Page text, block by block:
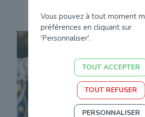
Vous pouvez à tout moment
préférences en cliquant sur
'Personnaliser'.
TOUT ACCEPTER
TOUT REFUSER
PERSONNALISER